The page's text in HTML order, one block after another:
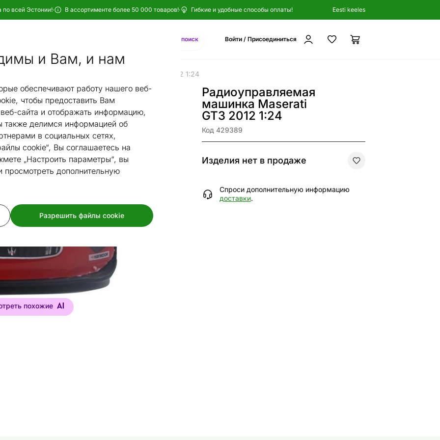
и Вам, и нам
обеспечивают работу нашего веб-
чтобы предоставить Вам
сайта и отображать информацию,
делимся информацией об
в социальных сетях,
cookie“, Вы соглашаетесь на
„Настроить параметры“, вы
дополнительную
Разрешить файлы cookie
по всей Эстонии!· В ассортименте более 50 000 товаров!· Гибкие и удобные способы оплаты! Eesti keeles
AI-поиск Войти / Присоединиться
Радиоуправляемая машинка Maserati GT3 2012 1:24
похожие
Радиоуправляемая
машинка Maserati
GT3 2012 1:24
Код 429389
Изделия нет в продаже
Спроси дополнительную информацию
доставки.